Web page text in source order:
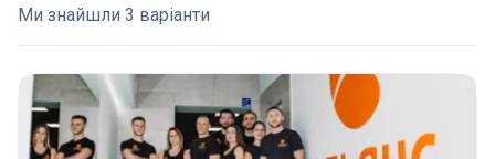
Ми знайшли 3 варіанти